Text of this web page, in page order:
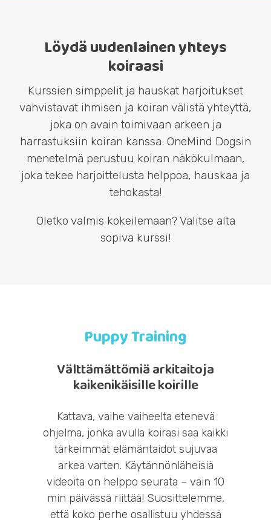
Löydä uudenlainen yhteys
koiraasi
Kurssien simppelit ja hauskat harjoitukset
vahvistavat ihmisen ja koiran välistä yhteyttä,
joka on avain toimivaan arkeen ja
harrastuksiin koiran kanssa. OneMind Dogsin
menetelmä perustuu koiran näkökulmaan,
joka tekee harjoittelusta helppoa, hauskaa ja
tehokasta!
Oletko valmis kokeilemaan? Valitse alta
sopiva kurssi!
Puppy Training
Välttämättömiä arkitaitoja
kaikenikäisille koirille
Kattava, vaihe vaiheelta etenevä
ohjelma, jonka avulla koirasi saa kaikki
tärkeimmät elämäntaidot sujuvaa
arkea varten. Käytännönläheisiä
videoita on helppo seurata – vain 10
min päivässä riittää! Suosittelemme,
että koko perhe osallistuu yhdessä